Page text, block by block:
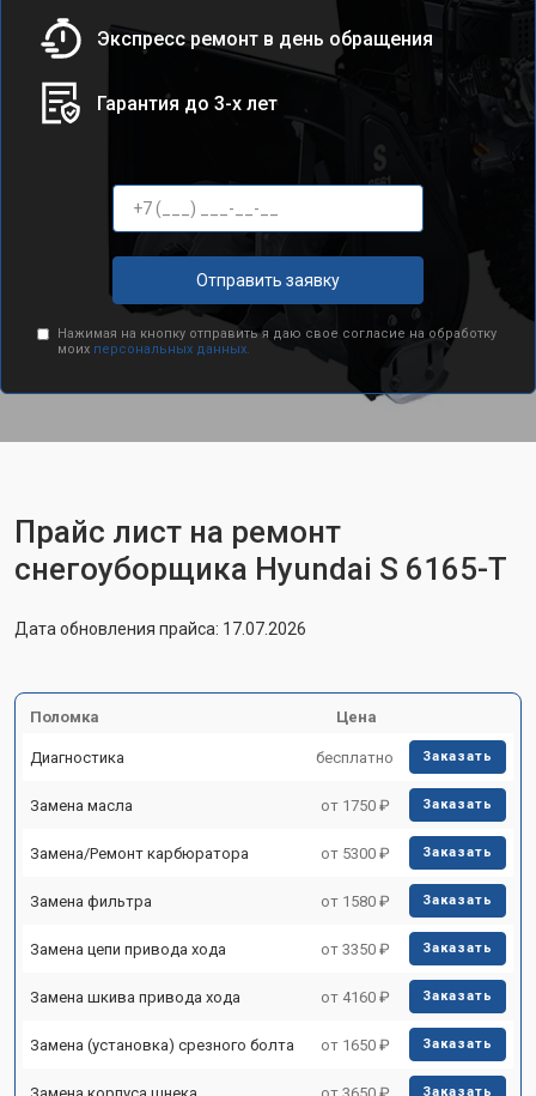
Экспресс ремонт в день обращения
Гарантия до 3-х лет
Отправить заявку
Нажимая на кнопку отправить я даю свое согласие на обработку
моих персональных данных.
Прайс лист на ремонт
снегоуборщика Hyundai S 6165-T
Дата обновления прайса: 17.07.2026
Поломка Цена
Диагностика бесплатно Заказать
Замена масла от 1750 ₽ Заказать
Замена/Pемонт карбюратора от 5300 ₽ Заказать
Замена фильтра от 1580 ₽ Заказать
Замена цепи привода хода от 3350 ₽ Заказать
Замена шкива привода хода от 4160 ₽ Заказать
Замена (установка) срезного болта от 1650 ₽ Заказать
Замена корпуса шнека от 3650 ₽ Заказать